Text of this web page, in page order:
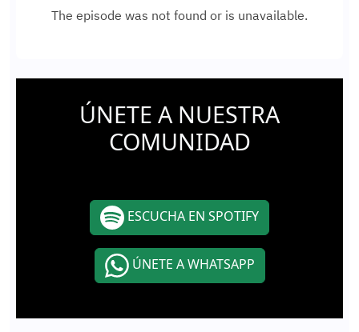
ÚNETE A NUESTRA
COMUNIDAD
ESCUCHA EN SPOTIFY
ÚNETE A WHATSAPP